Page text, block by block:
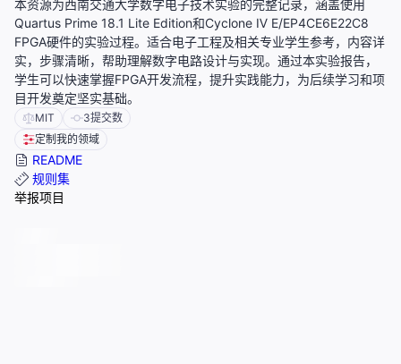
本资源为西南交通大学数字电子技术实验的完整记录，涵盖使用
Quartus Prime 18.1 Lite Edition和Cyclone Ⅳ E/EP4CE6E22C8
FPGA硬件的实验过程。适合电子工程及相关专业学生参考，内容详
实，步骤清晰，帮助理解数字电路设计与实现。通过本实验报告，
学生可以快速掌握FPGA开发流程，提升实践能力，为后续学习和项
目开发奠定坚实基础。
MIT 3提交数
定制我的领域
README
规则集
举报项目